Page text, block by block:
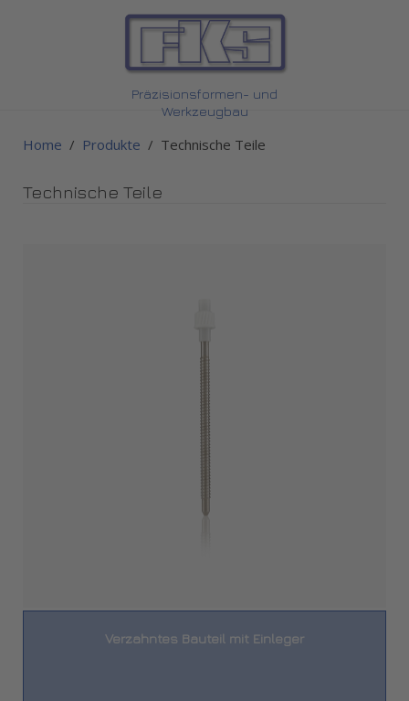
Präzisionsformen- und
Werkzeugbau
Home Produkte Technische Teile
Technische Teile
Verzahntes Bauteil mit Einleger